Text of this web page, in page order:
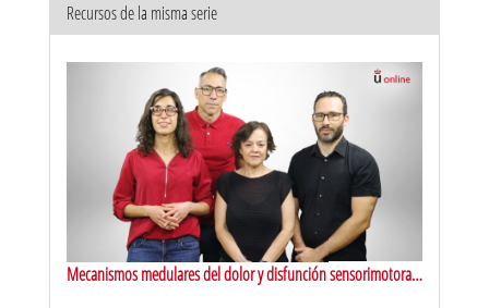
Recursos de la misma serie
Mecanismos medulares del dolor y disfunción sensorimotora.